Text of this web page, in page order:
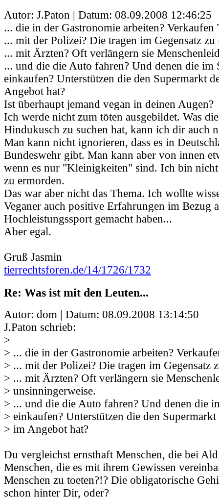
Autor: J.Paton | Datum: 08.09.2008 12:46:25
... die in der Gastronomie arbeiten? Verkaufen
... mit der Polizei? Die tragen im Gegensatz
... mit Ärzten? Oft verlängern sie
... und die die Auto fahren? Und denen die im
einkaufen? Unterstützen die den Supermarkt
Angebot hat?
Ist überhaupt jemand vegan in deinen Augen?
Ich werde nicht zum töten ausgebildet. Was
Hindukusch zu suchen hat, kann ich dir auch
Man kann nicht ignorieren, dass es in
Bundeswehr gibt. Man kann aber von innen
wenn es nur "Kleinigkeiten" sind. Ich bin
zu ermorden.
Das war aber nicht das Thema. Ich wollte
Veganer auch positive Erfahrungen im Bezug
Hochleistungssport gemacht haben...
Aber egal.
Gruß Jasmin
tierrechtsforen.de/14/1726/1732
Re: Was ist mit den Leuten...
Autor: dom | Datum: 08.09.2008 13:14:50
J.Paton schrieb:
>
> ... die in der Gastronomie arbeiten?
> ... mit der Polizei? Die tragen im Gegensatz
> ... mit Ärzten? Oft verlängern sie
> unsinningerweise.
> ... und die die Auto fahren? Und denen die
> einkaufen? Unterstützen die den
> im Angebot hat?
Du vergleichst ernsthaft Menschen, die bei
Menschen, die es mit ihrem Gewissen
Menschen zu toeten?!? Die obligatorische
schon hinter Dir, oder?